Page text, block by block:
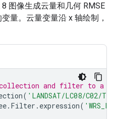
图像生成云量和几何 RMSE
量。云量变量沿 x 轴绘制，
and filter to a
( 'LANDSAT/LC08/C02/
. Filter . expression(